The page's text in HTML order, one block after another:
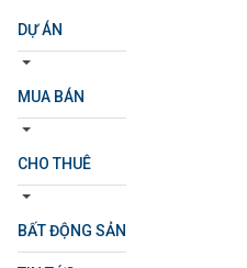
DỰ ÁN
MUA BÁN
CHO THUÊ
BẤT ĐỘNG SẢN